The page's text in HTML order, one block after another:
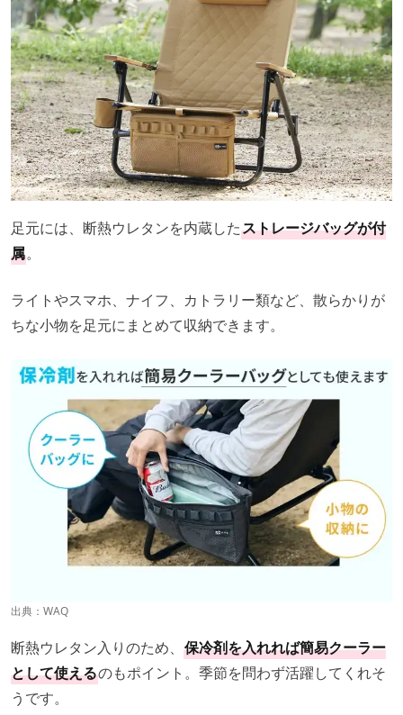
足元には、断熱ウレタンを内蔵したストレージバッグが付
属。
ライトやスマホ、ナイフ、カトラリー類など、散らかりが
ちな小物を足元にまとめて収納できます。
出典： WAQ
断熱ウレタン入りのため、 保冷剤を入れれば簡易クーラー
として使えるのもポイント。季節を問わず活躍してくれそ
うです。